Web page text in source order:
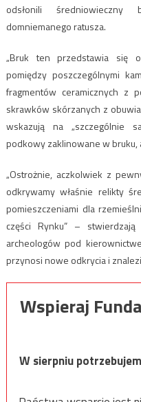
odsłonili
domniemanego ratusza.
„Bruk ten przedstawia się
pomiędzy poszczególnymi
fragmentów ceramicznych z
skrawków skórzanych z
wskazują na „szczególnie
podkowy zaklinowane w bruku,
„Ostrożnie, aczkolwiek z
odkrywamy właśnie relikty
pomieszczeniami dla
części Rynku” –
archeologów pod
przynosi nowe odkrycia i
Wspieraj
W sierpniu